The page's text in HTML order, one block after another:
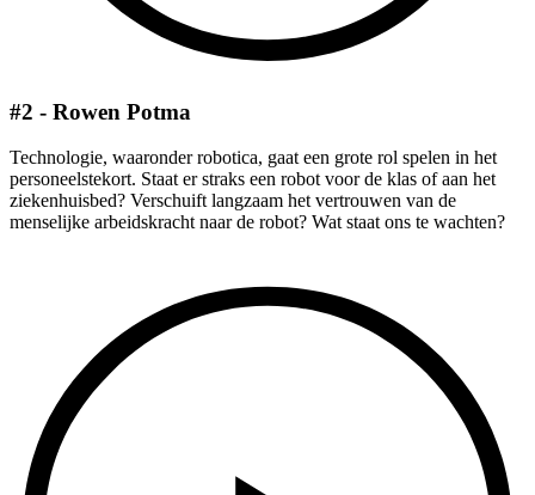
#2 - Rowen Potma
Technologie, waaronder robotica, gaat een grote rol spelen in het
personeelstekort. Staat er straks een robot voor de klas of aan het
ziekenhuisbed? Verschuift langzaam het vertrouwen van de
menselijke arbeidskracht naar de robot? Wat staat ons te wachten?